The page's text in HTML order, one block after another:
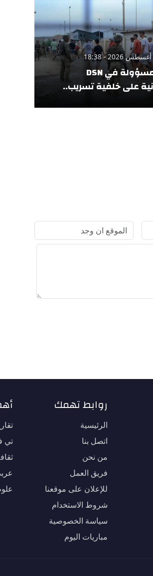
إقالة مسؤولة في DSN
على خلفية تسريب..
روابط تهمك
الرئيسية
اتصل بنا
من نحن
فريق العمل
للإعلان على موقعنا
شروط الاستخدام
سياسة الخصوصية
مباريات اليوم
تي